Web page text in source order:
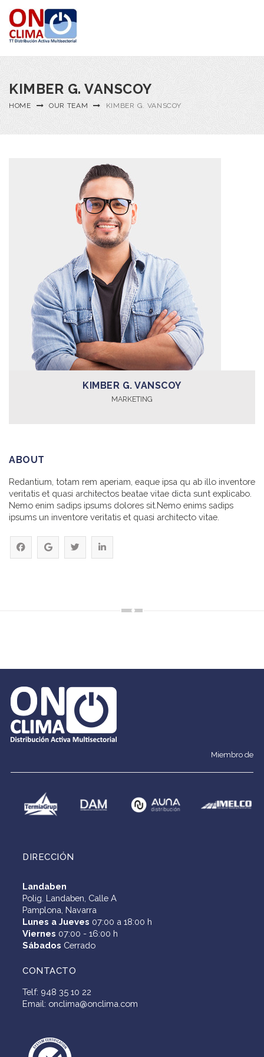
KIMBER G. VANSCOY
HOME OUR TEAM KIMBER G. VANSCOY
KIMBER G. VANSCOY
MARKETING
ABOUT
Redantium, totam rem aperiam, eaque ipsa qu ab illo inventore
veritatis et quasi architectos beatae vitae dicta sunt explicabo.
Nemo enim sadips ipsums dolores sit.Nemo enims sadips
ipsums un inventore veritatis et quasi architecto vitae.
Miembro de
DIRECCIÓN
Landaben
Polig. Landaben, Calle A
Pamplona, Navarra
Lunes a Jueves 07:00 a 18:00 h
Viernes 07:00 - 16:00 h
Sábados Cerrado
CONTACTO
Telf: 948 35 10 22
Email: onclima@onclima.com